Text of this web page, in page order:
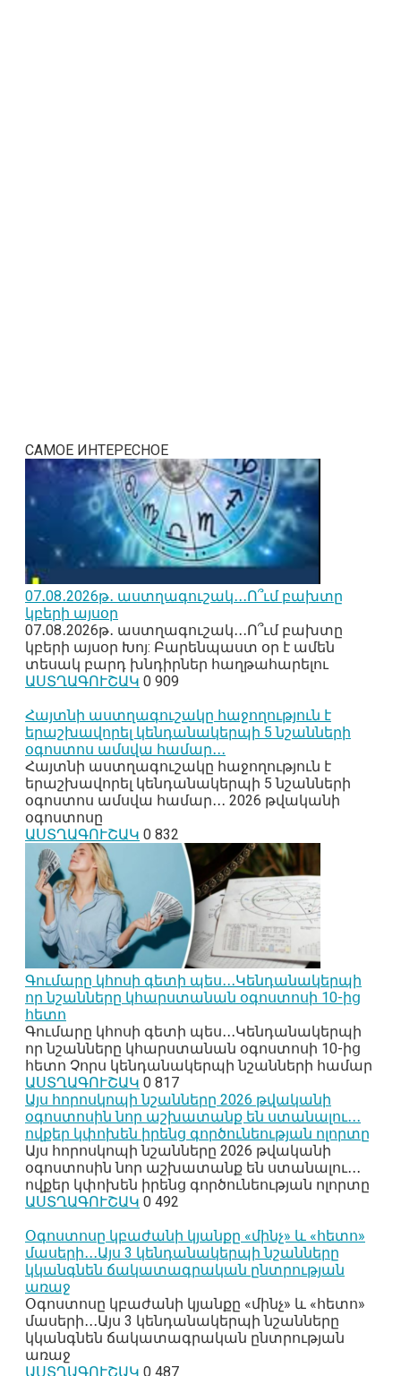
САМОЕ ИНТЕРЕСНОЕ
07․08․2026թ․ աստղագուշակ․․․Ո՞ւմ բախտը
կբերի այսօր
07․08․2026թ․ աստղագուշակ․․․Ո՞ւմ բախտը
կբերի այսօր Խոյ: Բարենպաստ օր է ամեն
տեսակ բարդ խնդիրներ հաղթահարելու
ԱՍՏՂԱԳՈՒՇԱԿ 0 909
Հայտնի աստղագուշակը հաջողություն է
երաշխավորել կենդանակերպի 5 նշանների
օգոստոս ամսվա համար․․․
Հայտնի աստղագուշակը հաջողություն է
երաշխավորել կենդանակերպի 5 նշանների
օգոստոս ամսվա համար․․․ 2026 թվականի
օգոստոսը
ԱՍՏՂԱԳՈՒՇԱԿ 0 832
Գումարը կհոսի գետի պես․․․Կենդանակերպի
որ նշանները կհարստանան օգոստոսի 10-ից
հետո
Գումարը կհոսի գետի պես․․․Կենդանակերպի
որ նշանները կհարստանան օգոստոսի 10-ից
հետո Չորս կենդանակերպի նշանների համար
ԱՍՏՂԱԳՈՒՇԱԿ 0 817
Այս հորոսկոպի նշանները 2026 թվականի
օգոստոսին նոր աշխատանք են ստանալու․․․
ովքեր կփոխեն իրենց գործունեության ոլորտը
Այս հորոսկոպի նշանները 2026 թվականի
օգոստոսին նոր աշխատանք են ստանալու․․․
ովքեր կփոխեն իրենց գործունեության ոլորտը
ԱՍՏՂԱԳՈՒՇԱԿ 0 492
Օգոստոսը կբաժանի կյանքը «մինչ» և «հետո»
մասերի․․․Այս 3 կենդանակերպի նշանները
կկանգնեն ճակատագրական ընտրության
առաջ
Օգոստոսը կբաժանի կյանքը «մինչ» և «հետո»
մասերի․․․Այս 3 կենդանակերպի նշանները
կկանգնեն ճակատագրական ընտրության
առաջ
ԱՍՏՂԱԳՈՒՇԱԿ 0 487